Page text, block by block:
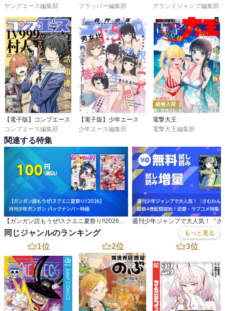
ヤングエース編集部
フラッパー編集部
グランドジャンプ編集部
【電子版】コンプエース
コンプエース編集部
【電子版】少年エース
少年エース編集部
続巻入荷
電撃大王
電撃大王編集部
関連する特集
同じジャンルのランキング もっと見る
1位 2位 3位